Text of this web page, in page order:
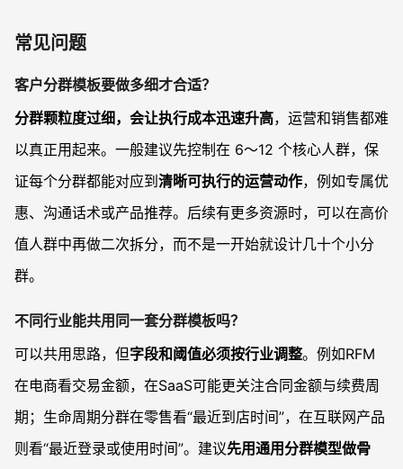
常见问题
客户分群模板要做多细才合适？
分群颗粒度过细，会让执行成本迅速升高，运营和销售都难
以真正用起来。一般建议先控制在 6～12 个核心人群，保
证每个分群都能对应到 清晰可执行的运营动作，例如专属优
惠、沟通话术或产品推荐。后续有更多资源时，可以在高价
值人群中再做二次拆分，而不是一开始就设计几十个小分
群。
不同行业能共用同一套分群模板吗？
可以共用思路，但字段和阈值必须按行业调整。例如RFM
在电商看交易金额，在SaaS可能更关注合同金额与续费周
期；生命周期分群在零售看“最近到店时间”，在互联网产品
则看“最近登录或使用时间”。建议先用通用分群模型做骨